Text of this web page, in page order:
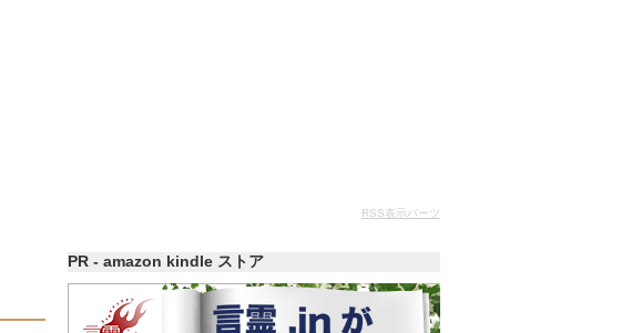
RSS表示パーツ
PR - amazon kindle ストア